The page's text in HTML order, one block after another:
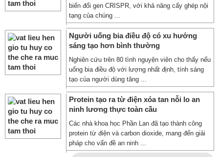
biến đổi gen CRISPR, với khả năng cấy ghép nội
tạng của chúng ...
Người uống bia điều độ có xu hướng
sáng tạo hơn bình thường
Nghiên cứu trên 80 tình nguyện viên cho thấy nếu
uống bia điều độ với lượng nhất định, tính sáng
tạo của người dùng tăng ...
Protein tạo ra từ điện xóa tan nỗi lo an
ninh lương thực toàn cầu
Các nhà khoa học Phần Lan đã tạo thành công
protein từ điện và carbon dioxide, mang đến giải
pháp cho vấn đề an ninh ...